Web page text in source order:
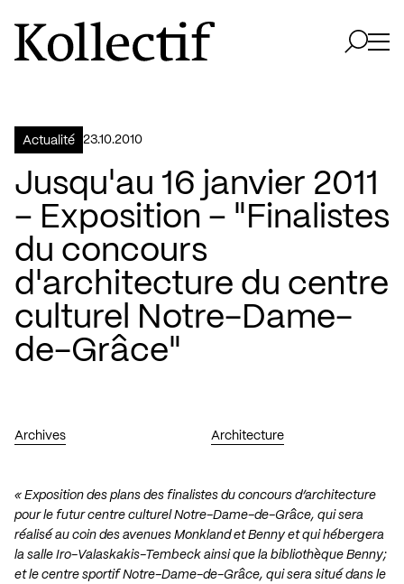
Aller à la page d'accueil
Logo Kollectif
Actualité 23.10.2010
Jusqu'au 16 janvier 2011
– Exposition – "Finalistes
du concours
d'architecture du centre
culturel Notre-Dame-
de-Grâce"
Archives Architecture
« Exposition des plans des finalistes du concours d’architecture
pour le futur centre culturel Notre-Dame-de-Grâce, qui sera
réalisé au coin des avenues Monkland et Benny et qui hébergera
la salle Iro-Valaskakis-Tembeck ainsi que la bibliothèque Benny;
et le centre sportif Notre-Dame-de-Grâce, qui sera situé dans le